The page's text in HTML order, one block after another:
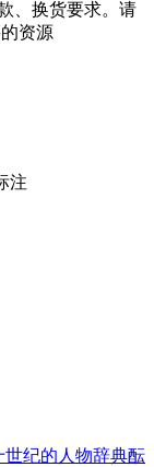
、换货要求。请
资源
注
纪的人物辞典酝